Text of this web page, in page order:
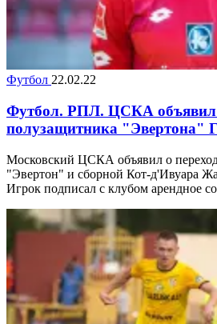
Футбол 22.02.22
Футбол. РПЛ. ЦСКА объявил
полузащитника "Эвертона"
Московский ЦСКА объявил о
"Эвертон" и сборной Кот-д'Ивуара
Игрок подписал с клубом арендное